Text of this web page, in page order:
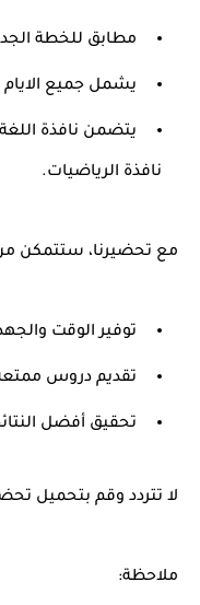
مطابق للخطة
يشمل جميع
يتضمن نافذة اللغة
نافذة الرياضيات.
مع تحضيرنا، ستتمكن
توفير الوقت
تقديم دروس
تحقيق أفضل
لا تتردد وقم بتحميل
ملاحظة: